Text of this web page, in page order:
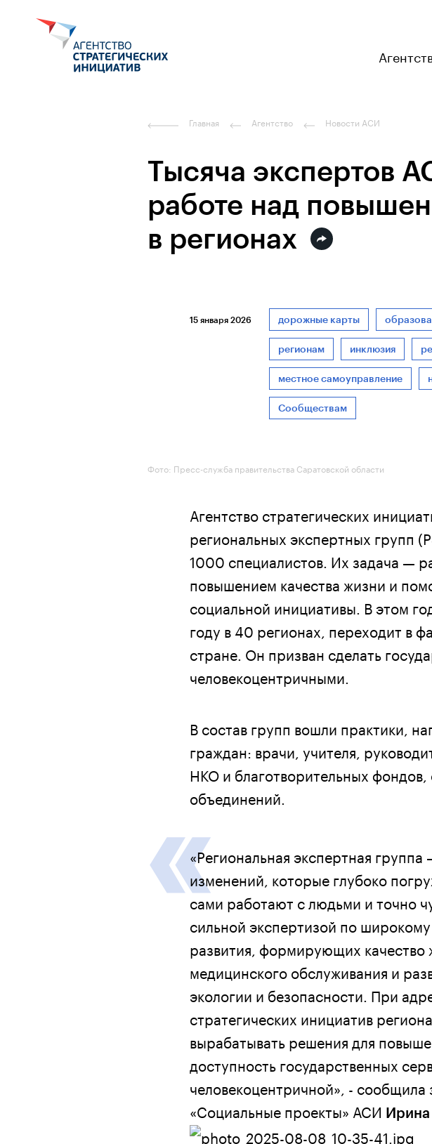
Главная Агентство Новости АСИ
Тысяча экспертов
работе над
в регионах
15 января 2026 дорожные карты
регионам инклюзия
местное самоуправление
Сообществам
Фото: Пресс-служба правительства Саратовской области
Агентство стратегических
региональных экспертных групп
1000 специалистов. Их задача —
повышением качества жизни и
социальной инициативы. В этом
году в 40 регионах, переходит в
стране. Он призван сделать
человекоцентричными.
В состав групп вошли практики,
граждан: врачи, учителя,
НКО и благотворительных
объединений.
«Региональная экспертная
изменений, которые глубоко
сами работают с людьми и точно
сильной экспертизой по
развития, формирующих качество
медицинского обслуживания и
экологии и безопасности. При
стратегических инициатив
вырабатывать решения для
доступность государственных
человекоцентричной», - сообщила
«Социальные проекты» АСИ